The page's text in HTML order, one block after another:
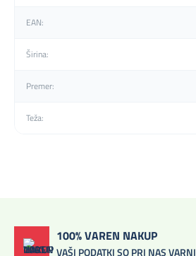
EAN:
Širina:
Premer:
Teža:
100% VAREN NAKUP
VAŠI PODATKI SO PRI NAS VARNI